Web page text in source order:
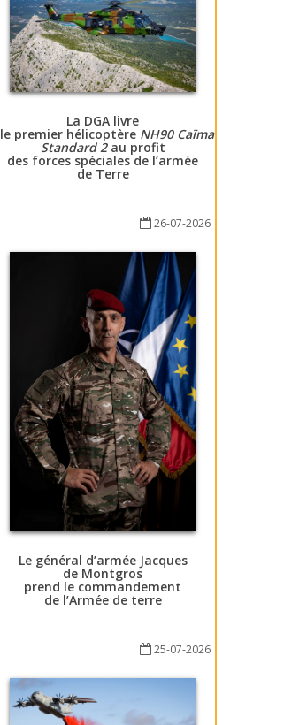
La DGA livre
le premier hélicoptère NH90 Caïman
Standard 2au profit
des forces spéciales de l’armée
de Terre
26-07-2026
Le général d’armée Jacques
de Montgros
prend le commandement
de l’Armée de terre
25-07-2026